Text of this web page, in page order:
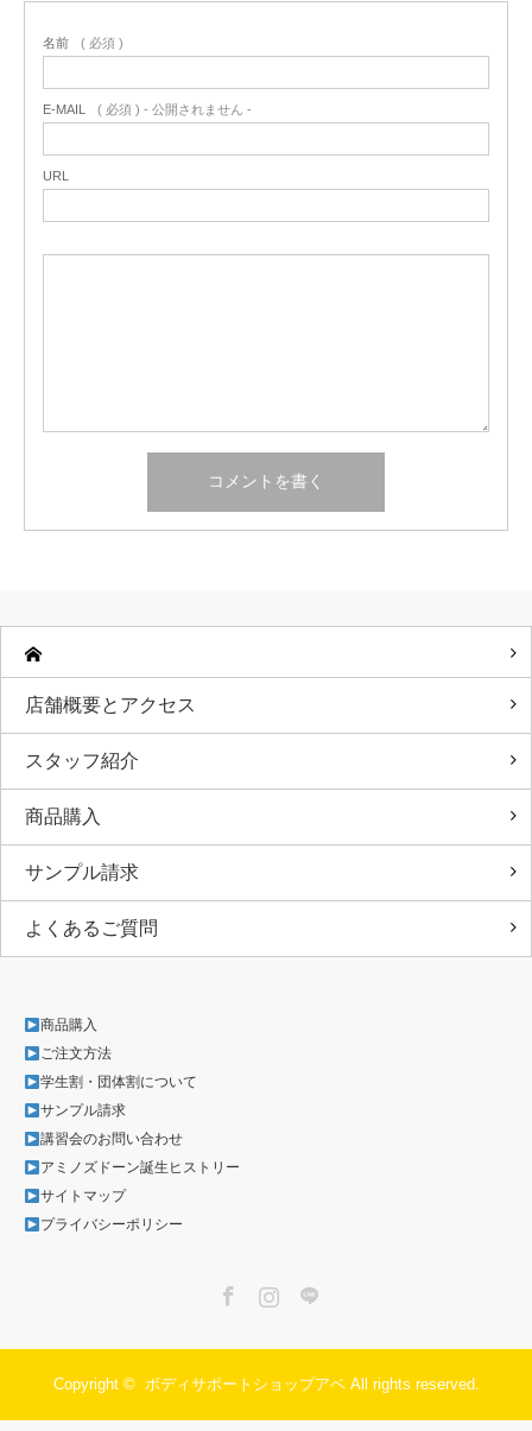
名前 ( 必須 )
E-MAIL ( 必須 ) - 公開されません -
URL
店舗概要とアクセス
スタッフ紹介
商品購入
サンプル請求
よくあるご質問
商品購入
ご注文方法
学生割・団体割について
サンプル請求
講習会のお問い合わせ
アミノズドーン誕生ヒストリー
サイトマップ
プライバシーポリシー
Copyright © ボディサポートショップアベAll rights reserved.